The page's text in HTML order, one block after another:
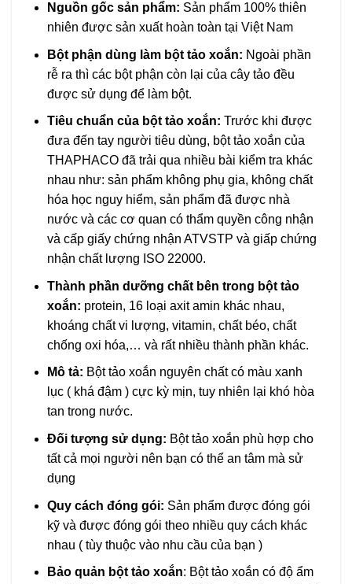
Nguồn gốc sản phẩm: Sản phẩm 100% thiên
nhiên được sản xuất hoàn toàn tại Việt Nam
Bột phận dùng làm bột tảo xoắn: Ngoài phần
rễ ra thì các bột phận còn lại của cây tảo đều
được sử dụng để làm bột.
Tiêu chuẩn của bột tảo xoắn: Trước khi được
đưa đến tay người tiêu dùng, bột tảo xoắn của
THAPHACO đã trải qua nhiều bài kiểm tra khác
nhau như: sản phẩm không phụ gia, không chất
hóa học nguy hiểm, sản phẩm đã được nhà
nước và các cơ quan có thẩm quyền công nhận
và cấp giấy chứng nhận ATVSTP và giấp chứng
nhận chất lượng ISO 22000.
Thành phần dưỡng chất bên trong bột tảo
xoắn: protein, 16 loại axit amin khác nhau,
khoáng chất vi lượng, vitamin, chất béo, chất
chống oxi hóa,… và rất nhiều thành phần khác.
Mô tả: Bột tảo xoắn nguyên chất có màu xanh
lục ( khá đậm ) cực kỳ mịn, tuy nhiên lại khó hòa
tan trong nước.
Đối tượng sử dụng: Bột tảo xoắn phù hợp cho
tất cả mọi người nên bạn có thể an tâm mà sử
dụng
Quy cách đóng gói: Sản phẩm được đóng gói
kỹ và được đóng gói theo nhiều quy cách khác
nhau ( tùy thuộc vào nhu cầu của bạn )
Bảo quản bột tảo xoắn: Bột tảo xoắn có độ ẩm